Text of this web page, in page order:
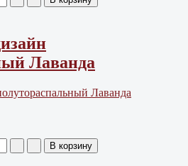
Лаванда